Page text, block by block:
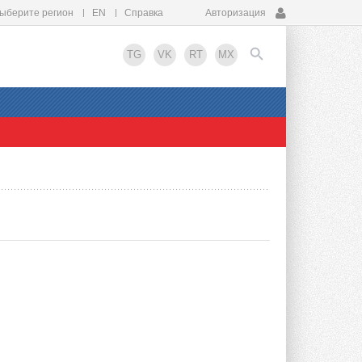
регион EN Справка Авторизация
TG VK RT MX